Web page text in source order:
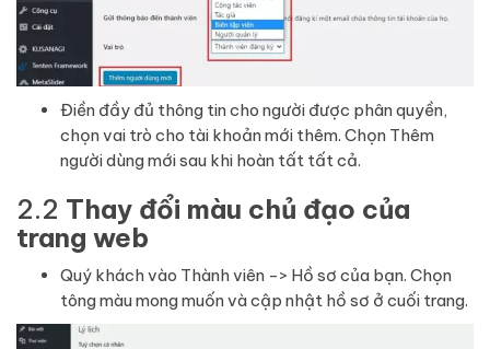
Điền đầy đủ thông tin cho người được phân quyền,
chọn vai trò cho tài khoản mới thêm. Chọn Thêm
người dùng mới sau khi hoàn tất tất cả.
2.2 Thay đổi màu chủ đạo của
trang web
Quý khách vào Thành viên -> Hồ sơ của bạn. Chọn
tông màu mong muốn và cập nhật hồ sơ ở cuối trang.